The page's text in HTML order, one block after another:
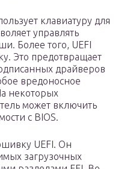
клавиатуру для
управлять
Более того, UEFI
Это предотвращает
драйверов
вредоносное
некоторых
может включить
с BIOS.
UEFI. Он
загрузочных